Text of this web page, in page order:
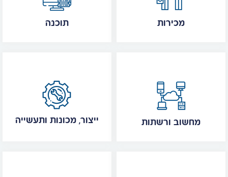
תוכנה מכירות
ייצור, מכונות ותעשייה מחשוב ורשתות